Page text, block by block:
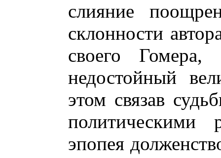
слияние
склонности
своего
недостойный
этом связав
политическими
эпопея